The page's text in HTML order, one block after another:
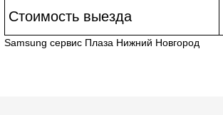
Стоимость выезда
Samsung сервис Плаза Нижний Новгород